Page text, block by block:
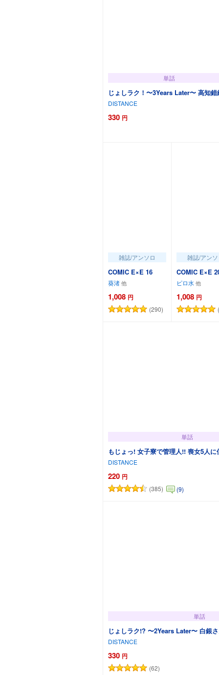
単話
じょしラク！〜3Years Later〜 高知錯
DISTANCE
330 円
雑誌/アンソロ
COMIC E×E 16
葵渚
1,008 円
(290)
カートに追加
雑誌/アン
COMIC E×E
ピロ水
1,008 円
カートに
単話
もじょっ! 女子寮で管理人!! 喪女5人
DISTANCE
220 円
(385) (9)
カートに追加
単話
じょしラク!? 〜2Years Later〜 白
DISTANCE
330 円
(62)